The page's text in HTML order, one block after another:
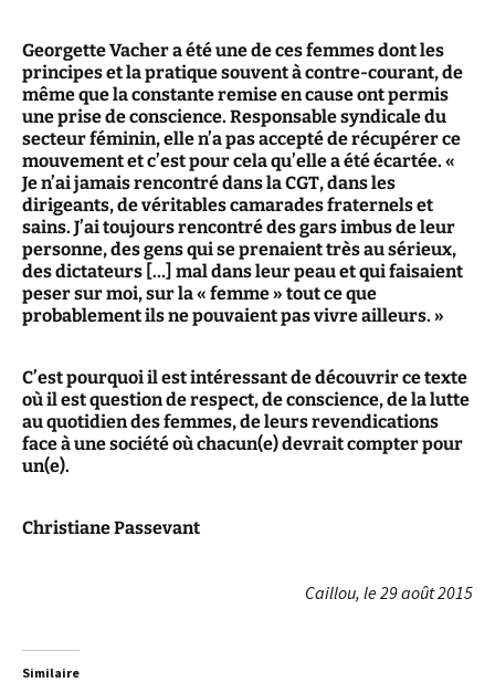
Georgette Vacher a été une de ces femmes dont les
principes et la pratique souvent à contre-courant, de
même que la constante remise en cause ont permis
une prise de conscience. Responsable syndicale du
secteur féminin, elle n’a pas accepté de récupérer ce
mouvement et c’est pour cela qu’elle a été écartée. «
Je n’ai jamais rencontré dans la CGT, dans les
dirigeants, de véritables camarades fraternels et
sains. J’ai toujours rencontré des gars imbus de leur
personne, des gens qui se prenaient très au sérieux,
des dictateurs […] mal dans leur peau et qui faisaient
peser sur moi, sur la « femme » tout ce que
probablement ils ne pouvaient pas vivre ailleurs. »
C’est pourquoi il est intéressant de découvrir ce texte
où il est question de respect, de conscience, de la lutte
au quotidien des femmes, de leurs revendications
face à une société où chacun(e) devrait compter pour
un(e).
Christiane Passevant
Caillou, le 29 août 2015
Similaire